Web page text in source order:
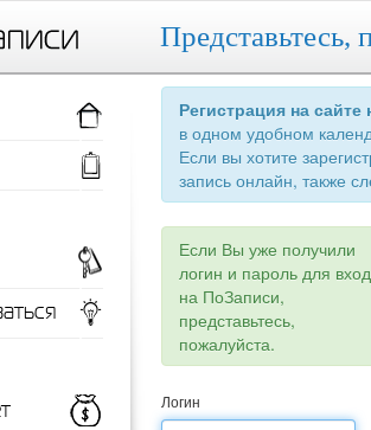
Представьтесь,
Регистрация на
в одном удобном
Если вы хотите
запись онлайн, также
Если Вы уже получили
логин и пароль для
на ПоЗаписи,
представьтесь,
пожалуйста.
Логин